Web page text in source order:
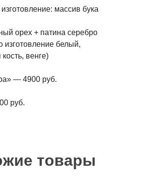
массив бука
орех + патина серебро
изготовление белый,
венге)
— 4900 руб.
руб.
товары